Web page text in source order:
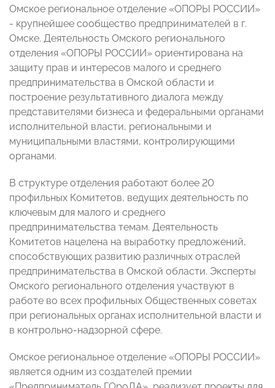
Омское региональное отделение «ОПОРЫ РОССИИ»
- крупнейшее сообщество предпринимателей в г.
Омске. Деятельность Омского регионального
отделения «ОПОРЫ РОССИИ» ориентирована на
защиту прав и интересов малого и среднего
предпринимательства в Омской области и
построение результативного диалога между
представителями бизнеса и федеральными органами
исполнительной власти, региональными и
муниципальными властями, контролирующими
органами.
В структуре отделения работают более 20
профильных Комитетов, ведущих деятельность по
ключевым для малого и среднего
предпринимательства темам. Деятельность
Комитетов нацелена на выработку предложений,
способствующих развитию различных отраслей
предпринимательства в Омской области. Эксперты
Омского регионального отделения участвуют в
работе во всех профильных Общественных советах
при региональных органах исполнительной власти и
в контрольно-надзорной сфере.
Омское региональное отделение «ОПОРЫ РОССИИ»
является одним из создателей премии